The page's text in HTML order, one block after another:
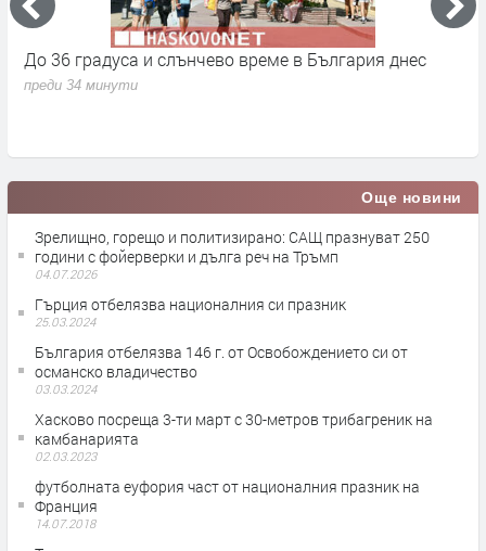
До 36 градуса и слънчево време в България днес
преди 34 минути
Още новини
Зрелищно, горещо и политизирано: САЩ празнуват 250
години с фойерверки и дълга реч на Тръмп
04.07.2026
Гърция отбелязва националния си празник
25.03.2024
България отбелязва 146 г. от Освобождението си от
османско владичество
03.03.2024
Хасково посреща 3-ти март с 30-метров трибагреник на
камбанарията
02.03.2023
футболната еуфория част от националния празник на
Франция
14.07.2018